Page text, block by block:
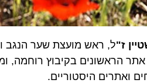
ז"ל, ראש מועצת שער הנגב
היסטוריים.